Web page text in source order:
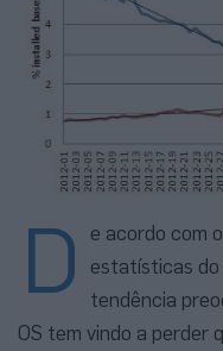
D e acordo com o
estatísticas
tendência
OS tem vindo a perder